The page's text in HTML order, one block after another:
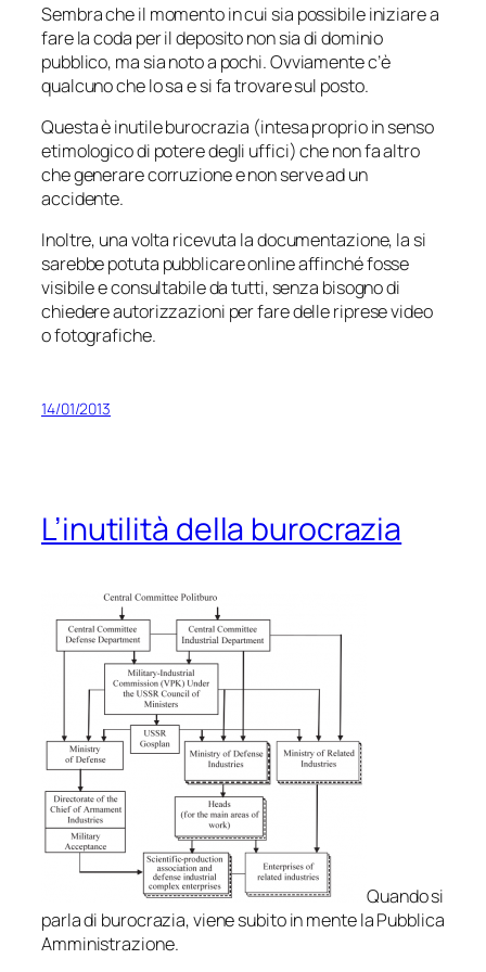
Sembra che il momento in cui sia possibile iniziare a
fare la coda per il deposito non sia di dominio
pubblico, ma sia noto a pochi. Ovviamente c’è
qualcuno che lo sa e si fa trovare sul posto.
Questa è inutile burocrazia (intesa proprio in senso
etimologico di potere degli uffici) che non fa altro
che generare corruzione e non serve ad un
accidente.
Inoltre, una volta ricevuta la documentazione, la si
sarebbe potuta pubblicare online affinché fosse
visibile e consultabile da tutti, senza bisogno di
chiedere autorizzazioni per fare delle riprese video
o fotografiche.
14/01/2013
L’inutilità della burocrazia
Quando si
parla di burocrazia, viene subito in mente la Pubblica
Amministrazione.